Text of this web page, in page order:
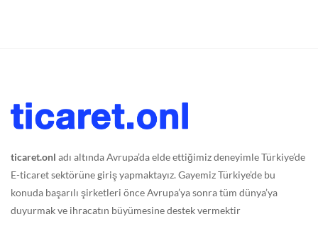
ticaret.onl adı altında Avrupa’da elde ettiğimiz deneyimle Türkiye’de
E-ticaret sektörüne giriş yapmaktayız. Gayemiz Türkiye’de bu
konuda başarılı şirketleri önce Avrupa’ya sonra tüm dünya’ya
duyurmak ve ihracatın büyümesine destek vermektir